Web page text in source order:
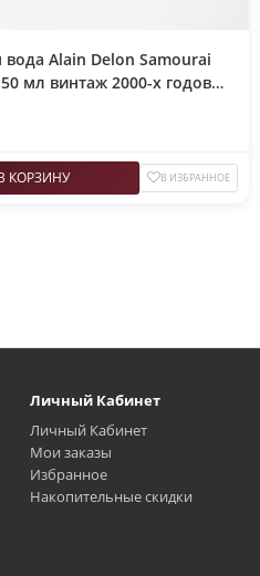
вода Alain Delon Samourai
мл винтаж 2000-х годов
КОРЗИНУ В ИЗБРАННОЕ
Личный Кабинет
Личный Кабинет
Мои заказы
Избранное
Накопительные скидки